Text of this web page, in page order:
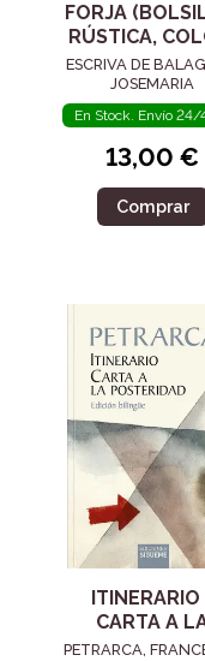
FORJA
RÚSTICA,
ESCRIVA DE
JOSEMARIA
En Stock. Envío 24/
13,00 €
Comprar
ITINERARIO
CARTA A
PETRARCA,